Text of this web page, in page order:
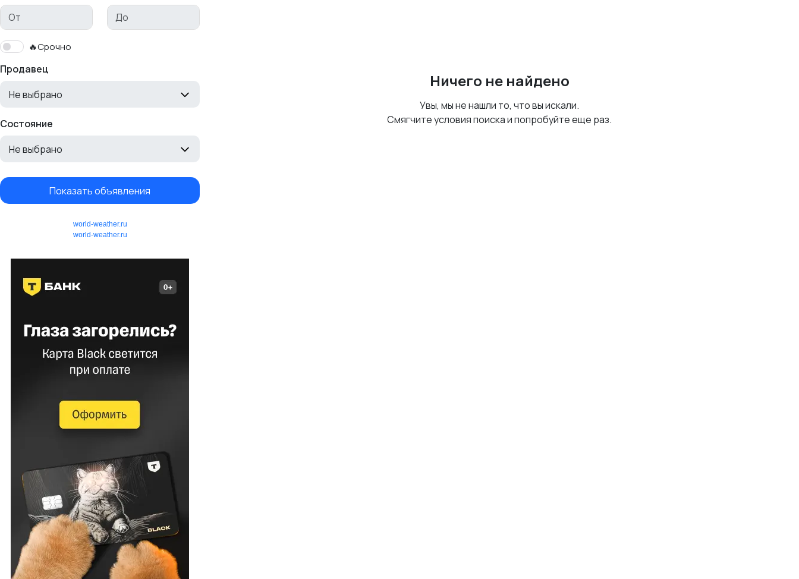
🔥Срочно
Продавец
Не выбрано
Состояние
Не выбрано
Показать объявления
world-weather.ru
world-weather.ru
Ничего не найдено
Увы, мы не нашли то, что вы искали.
Смягчите условия поиска и попробуйте еще раз.